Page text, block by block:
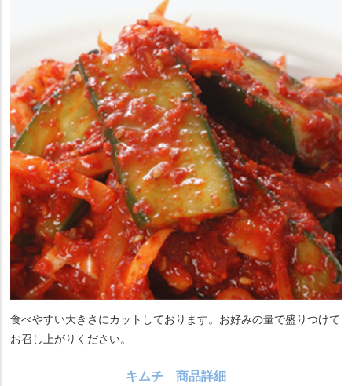
食べやすい大きさにカットしております。お好みの量で盛りつけて
お召し上がりください。
キムチ 商品詳細